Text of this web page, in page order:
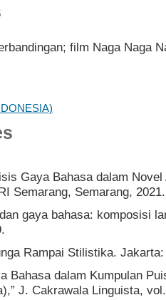
film Naga Naga
Gaya Bahasa dalam
Semarang, Semarang, 2021.
gaya bahasa: komposisi
Rampai Stilistika.
Bahasa dalam Kumpulan
J. Cakrawala Linguista,